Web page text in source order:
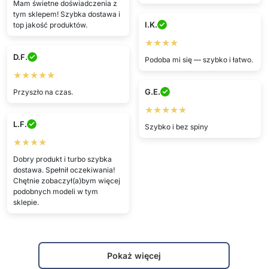
Mam świetne doświadczenia z
tym sklepem! Szybka dostawa i
top jakość produktów.
I.K.
★★★★
Podoba mi się — szybko i łatwo.
D.F.
★★★★★
Przyszło na czas. G.E.
★★★★★
Szybko i bez spiny
L.F.
★★★★
Dobry produkt i turbo szybka
dostawa. Spełnił oczekiwania!
Chętnie zobaczył(a)bym więcej
podobnych modeli w tym
sklepie.
Pokaż więcej